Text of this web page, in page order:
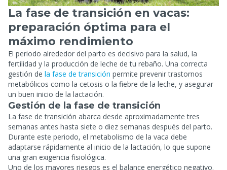
La fase de transición en vacas:
preparación óptima para el
máximo rendimiento
El periodo alrededor del parto es decisivo para la salud, la
fertilidad y la producción de leche de tu rebaño. Una correcta
gestión de la fase de transición permite prevenir trastornos
metabólicos como la cetosis o la fiebre de la leche, y asegurar
un buen inicio de la lactación.
Gestión de la fase de transición
La fase de transición abarca desde aproximadamente tres
semanas antes hasta siete o diez semanas después del parto.
Durante este periodo, el metabolismo de la vaca debe
adaptarse rápidamente al inicio de la lactación, lo que supone
una gran exigencia fisiológica.
Uno de los mayores riesgos es el balance energético negativo.